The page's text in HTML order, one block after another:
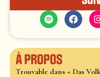
À propos
Trouvable dans « Das